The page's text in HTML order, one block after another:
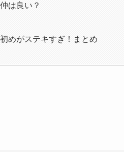
は良い？
めがステキすぎ！まとめ